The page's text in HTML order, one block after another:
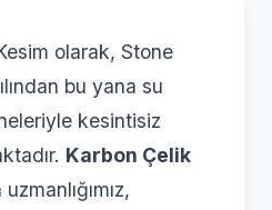
olarak, Stone
bu yana su
kesintisiz
Karbon Çelik